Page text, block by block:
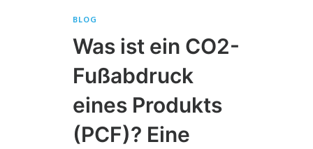
BLOG
Was ist ein CO2-
Fußabdruck
eines Produkts
(PCF)? Eine